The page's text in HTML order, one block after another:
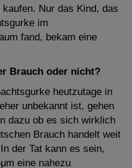
Nur das Kind, das
im
fand, bekam eine
Brauch oder nicht?
heutzutage in
unbekannt ist, gehen
dazu ob es sich wirklich
Brauch handelt weit
der Tat kann es sein,
eine nahezu